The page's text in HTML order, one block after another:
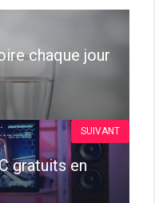
chaque jour
gratuits en
SUIVANT